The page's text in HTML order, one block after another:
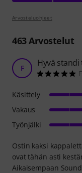
Arvosteluohjeet
463Arvostelut
F Hyvä
Ostin kaksi
ovat tähän asti
Aikaisempaan
Käsittely
Vakaus
Työnjälki